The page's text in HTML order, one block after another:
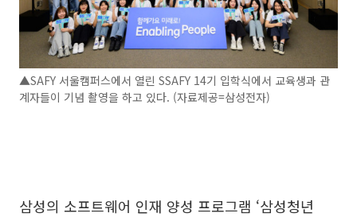
▲SAFY 서울캠퍼스에서 열린 SSAFY 14기 입학식에서 교육생과 관
계자들이 기념 촬영을 하고 있다. (자료제공=삼성전자)
삼성의 소프트웨어 인재 양성 프로그램 ‘삼성청년